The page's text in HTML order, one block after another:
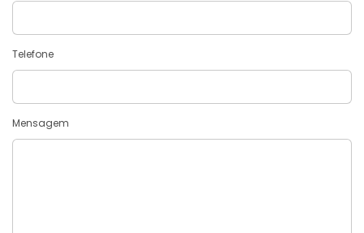
Telefone
Mensagem